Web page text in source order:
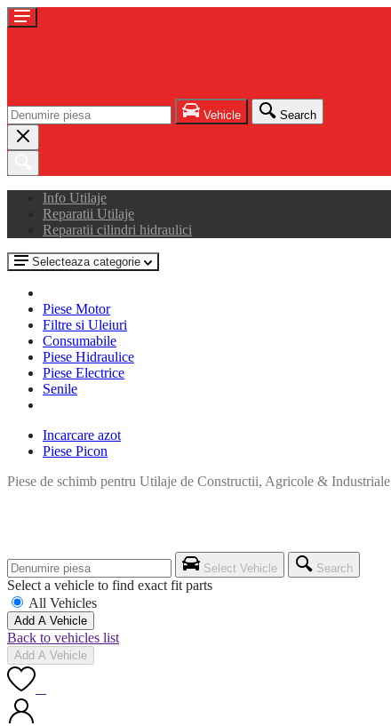
Vehicle Search
Info Utilaje
Reparatii Utilaje
Reparatii cilindri hidraulici
Selecteaza categorie
Piese Motor
Filtre si Uleiuri
Consumabile
Piese Hidraulice
Piese Electrice
Senile
Incarcare azot
Piese Picon
Piese de schimb pentru Utilaje de Constructii, Agricole & Industriale
Select Vehicle Search
Select a vehicle to find exact fit parts
All Vehicles
Add A Vehicle
Back to vehicles list
Add A Vehicle